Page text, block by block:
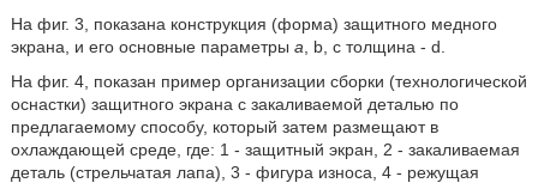
На фиг. 3, показана конструкция (форма) защитного медного
экрана, и его основные параметры а , b, c толщина - d.
На фиг. 4, показан пример организации сборки (технологической
оснастки) защитного экрана с закаливаемой деталью по
предлагаемому способу, который затем размещают в
охлаждающей среде, где: 1 - защитный экран, 2 - закаливаемая
деталь (стрельчатая лапа), 3 - фигура износа, 4 - режущая